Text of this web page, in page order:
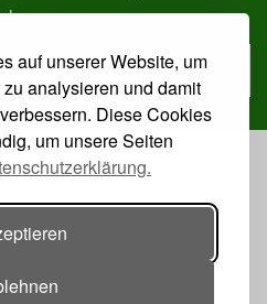
auf unserer Website, um
analysieren und damit
Diese Cookies
um unsere Seiten